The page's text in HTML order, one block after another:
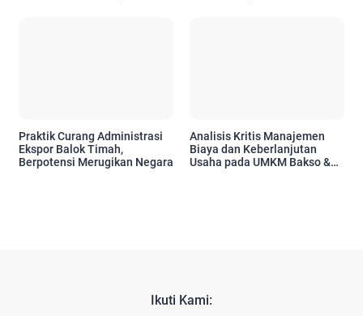
Praktik Curang Administrasi
Ekspor Balok Timah,
Berpotensi Merugikan Negara
Analisis Kritis Manajemen
Biaya dan Keberlanjutan
Usaha pada UMKM Bakso &
Ikuti Kami: